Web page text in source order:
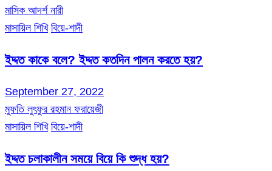
মাসিক আদর্শ নারী
মাসায়িল শিখি বিয়ে-শাদী
ইদ্দত কাকে বলে? ইদ্দত কতদিন পালন করতে হয়?
September 27, 2022
মুফতি লুৎফুর রহমান ফরায়েজী
মাসায়িল শিখি বিয়ে-শাদী
ইদ্দত চলাকালীন সময়ে বিয়ে কি শুদ্ধ হয়?